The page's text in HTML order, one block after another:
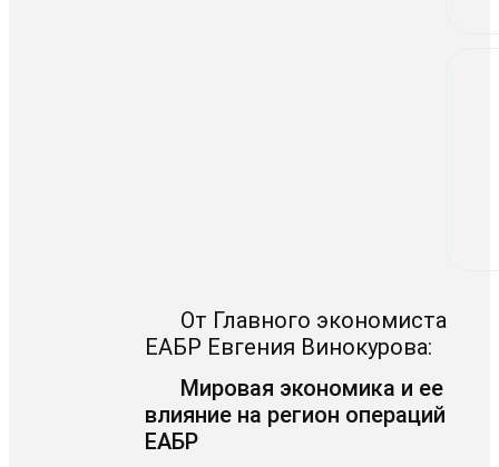
От Главного экономиста
ЕАБР Евгения Винокурова:
Мировая экономика и ее
влияние на регион операций
ЕАБР